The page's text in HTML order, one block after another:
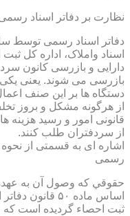
نظارت بر دفاتر اسناد
دفاتر اسناد رسمی توسط
اسناد واملاک، اداره کل
دارایی و بازرسی کانون
بازرسی می شوند. یعنی یکی
دستگاه ها بر این صنف
از هرگونه مشکل و بروز
قانونی امور و رسید هزینه
از سردفتران طلب کنند.
اشاره ای به قسمتی از
رسمی
حقوقي كه وصول آن به
ثبت احصاء گرديده است كه